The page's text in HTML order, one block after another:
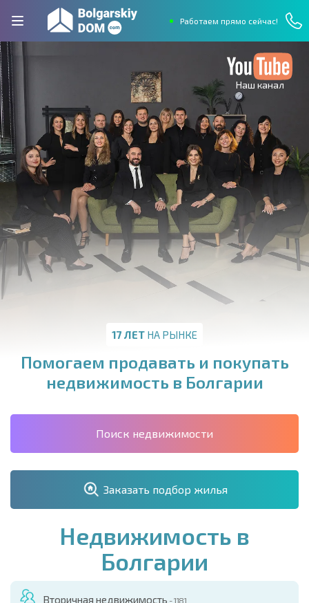
Работаем прямо сейчас!
Наш канал
17 ЛЕТ НА РЫНКЕ
Помогаем продавать и покупать
недвижимость в Болгарии
Поиск недвижимости
Заказать подбор жилья
Недвижимость в
Болгарии
Вторичная недвижимость - 1181